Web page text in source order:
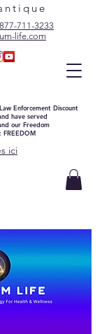
711-3233
life.com
Enforcement Discount
have served
our Freedom
FREEDOM
ici